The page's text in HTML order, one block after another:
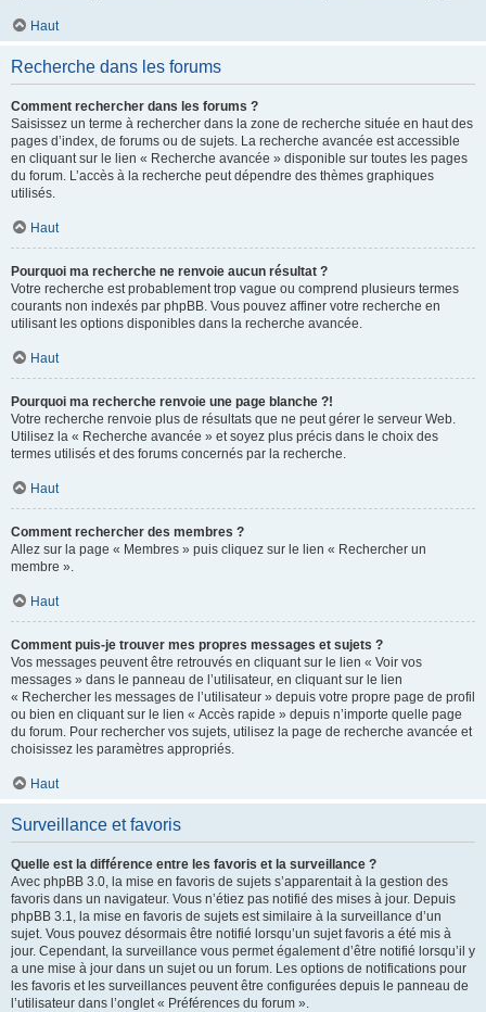
Haut
Recherche dans les forums
Comment rechercher dans les forums ?
Saisissez un terme à rechercher dans la zone de recherche située en haut des
pages d’index, de forums ou de sujets. La recherche avancée est accessible
en cliquant sur le lien « Recherche avancée » disponible sur toutes les pages
du forum. L’accès à la recherche peut dépendre des thèmes graphiques
utilisés.
Haut
Pourquoi ma recherche ne renvoie aucun résultat ?
Votre recherche est probablement trop vague ou comprend plusieurs termes
courants non indexés par phpBB. Vous pouvez affiner votre recherche en
utilisant les options disponibles dans la recherche avancée.
Haut
Pourquoi ma recherche renvoie une page blanche ?!
Votre recherche renvoie plus de résultats que ne peut gérer le serveur Web.
Utilisez la « Recherche avancée » et soyez plus précis dans le choix des
termes utilisés et des forums concernés par la recherche.
Haut
Comment rechercher des membres ?
Allez sur la page « Membres » puis cliquez sur le lien « Rechercher un
membre ».
Haut
Comment puis-je trouver mes propres messages et sujets ?
Vos messages peuvent être retrouvés en cliquant sur le lien « Voir vos
messages » dans le panneau de l’utilisateur, en cliquant sur le lien
« Rechercher les messages de l’utilisateur » depuis votre propre page de profil
ou bien en cliquant sur le lien « Accès rapide » depuis n’importe quelle page
du forum. Pour rechercher vos sujets, utilisez la page de recherche avancée et
choisissez les paramètres appropriés.
Haut
Surveillance et favoris
Quelle est la différence entre les favoris et la surveillance ?
Avec phpBB 3.0, la mise en favoris de sujets s’apparentait à la gestion des
favoris dans un navigateur. Vous n’étiez pas notifié des mises à jour. Depuis
phpBB 3.1, la mise en favoris de sujets est similaire à la surveillance d’un
sujet. Vous pouvez désormais être notifié lorsqu’un sujet favoris a été mis à
jour. Cependant, la surveillance vous permet également d’être notifié lorsqu’il y
a une mise à jour dans un sujet ou un forum. Les options de notifications pour
les favoris et les surveillances peuvent être configurées depuis le panneau de
l’utilisateur dans l’onglet « Préférences du forum ».